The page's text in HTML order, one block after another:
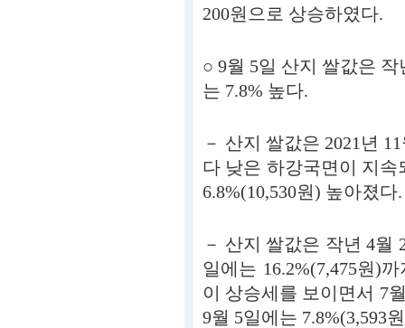
200원으로 상승하였다.
○ 9월 5일 산지 쌀값은
는 7.8% 높다.
－ 산지 쌀값은 2021년
다 낮은 하강국면이 지
6.8%(10,530원) 높아졌다.
－ 산지 쌀값은 작년 4월
일에는 16.2%(7,475원)
이 상승세를 보이면서 7
9월 5일에는 7.8%(3,593